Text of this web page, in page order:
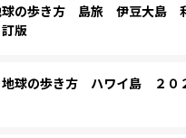
の歩き方 島旅 伊豆大島
版
球の歩き方 ハワイ島 ２０